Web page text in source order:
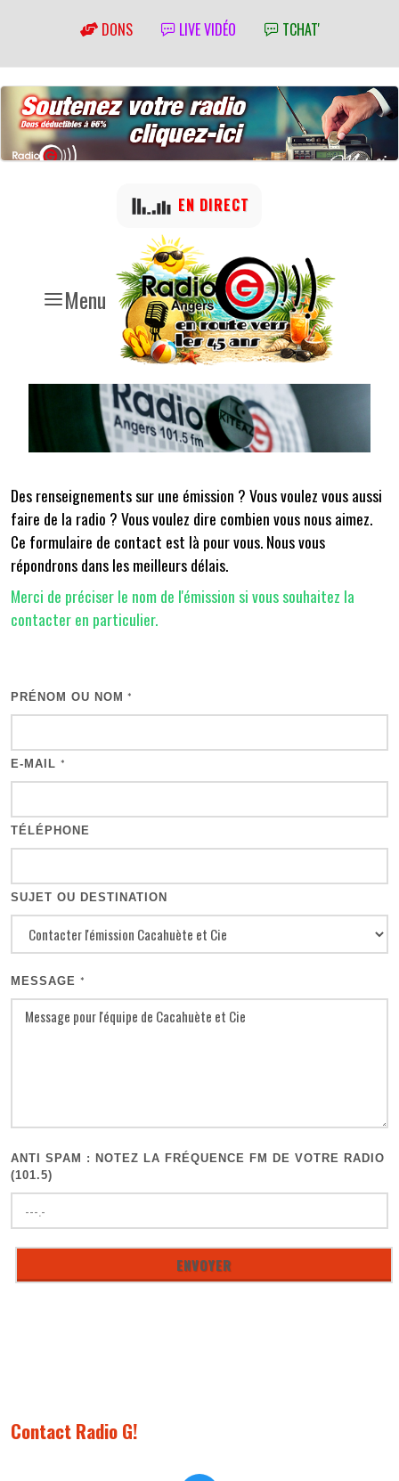
DONS LIVE VIDÉO TCHAT'
Menu
EN DIRECT
Des renseignements sur une émission ? Vous voulez vous aussi
faire de la radio ? Vous voulez dire combien vous nous aimez.
Ce formulaire de contact est là pour vous. Nous vous
répondrons dans les meilleurs délais.
Merci de préciser le nom de l'émission si vous souhaitez la
contacter en particulier.
PRÉNOM OU NOM *
E-MAIL *
TÉLÉPHONE
SUJET OU DESTINATION
MESSAGE *
ANTI SPAM : NOTEZ LA FRÉQUENCE FM DE VOTRE RADIO
(101.5)
Contact Radio G!